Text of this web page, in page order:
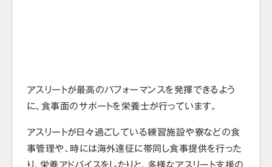
アスリートが最高のパフォーマンスを発揮できるよう
に、食事面のサポートを栄養士が行っています。
アスリートが日々過ごしている練習施設や寮などの食
事管理や、時には海外遠征に帯同し食事提供を行った